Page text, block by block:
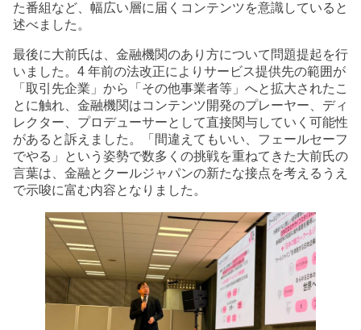
た番組など、幅広い層に届くコンテンツを意識していると
述べました。
最後に大前氏は、金融機関のあり方について問題提起を行
いました。4 年前の法改正によりサービス提供先の範囲が
「取引先企業」から「その他事業者等」へと拡大されたこ
とに触れ、金融機関はコンテンツ開発のプレーヤー、ディ
レクター、プロデューサーとして直接関与していく可能性
があると訴えました。「間違えてもいい、フェールセーフ
でやる」という姿勢で数多くの挑戦を重ねてきた大前氏の
言葉は、金融とクールジャパンの新たな接点を考えるうえ
で示唆に富む内容となりました。